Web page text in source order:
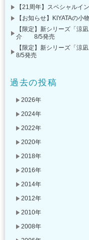
【21周年】スペシャルイ
【お知らせ】KIYATAの小
【限定】新シリーズ「涼
介 8/5発売
【限定】新シリーズ「
8/5発売
過去の投稿
2026年
2024年
2022年
2020年
2018年
2016年
2014年
2012年
2010年
2008年